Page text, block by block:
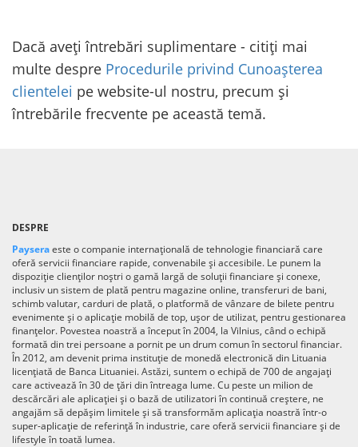
Dacă aveți întrebări suplimentare - citiți mai
multe despre Procedurile privind Cunoașterea
clientelei pe website-ul nostru, precum și
întrebările frecvente pe această temă.
DESPRE
Payseraeste o companie internațională de tehnologie financiară care
oferă servicii financiare rapide, convenabile și accesibile. Le punem la
dispoziție clienților noștri o gamă largă de soluții financiare și conexe,
inclusiv un sistem de plată pentru magazine online, transferuri de bani,
schimb valutar, carduri de plată, o platformă de vânzare de bilete pentru
evenimente și o aplicație mobilă de top, ușor de utilizat, pentru gestionarea
finanțelor. Povestea noastră a început în 2004, la Vilnius, când o echipă
formată din trei persoane a pornit pe un drum comun în sectorul financiar.
În 2012, am devenit prima instituție de monedă electronică din Lituania
licențiată de Banca Lituaniei. Astăzi, suntem o echipă de 700 de angajați
care activează în 30 de țări din întreaga lume. Cu peste un milion de
descărcări ale aplicației și o bază de utilizatori în continuă creștere, ne
angajăm să depășim limitele și să transformăm aplicația noastră într-o
super-aplicație de referință în industrie, care oferă servicii financiare și de
lifestyle în toată lumea.